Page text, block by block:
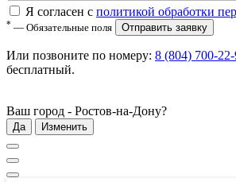
Я согласен с политикой обработки
* — Обязательные поля Отправить заявку
Или позвоните по номеру: 8 (804) 700-
бесплатный.
Ваш город - Ростов-на-Дону?
Да Изменить